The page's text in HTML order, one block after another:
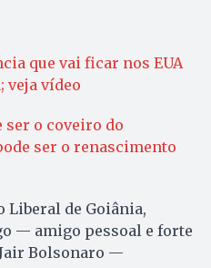
que vai ficar nos EUA
veja vídeo
ser o coveiro do
ser o renascimento
Liberal de Goiânia,
— amigo pessoal e forte
Bolsonaro —